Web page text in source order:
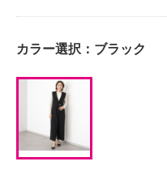
カラー選択： ブラック